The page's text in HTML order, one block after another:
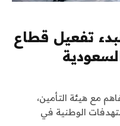
تفعيل قطاع
مع هيئة التأمين،
الوطنية في